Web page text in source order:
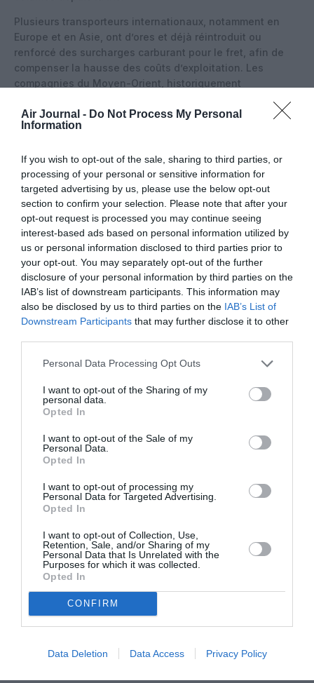
Air Journal - Do Not Process My Personal
Information
If you wish to opt-out of the sale, sharing to third parties, or
processing of your personal or sensitive information for
targeted advertising by us, please use the below opt-out
section to confirm your selection. Please note that after your
opt-out request is processed you may continue seeing
interest-based ads based on personal information utilized by
us or personal information disclosed to third parties prior to
your opt-out. You may separately opt-out of the further
disclosure of your personal information by third parties on the
IAB’s list of downstream participants. This information may
also be disclosed by us to third parties on the IAB’s List of
Downstream Participants that may further disclose it to other
Personal Data Processing Opt Outs
I want to opt-out of the Sharing of my
personal data.
Opted In
I want to opt-out of the Sale of my
Personal Data.
Opted In
I want to opt-out of processing my
Personal Data for Targeted Advertising.
Opted In
I want to opt-out of Collection, Use,
Retention, Sale, and/or Sharing of my
Personal Data that Is Unrelated with the
Purposes for which it was collected.
Opted In
CONFIRM
Data Deletion Data Access Privacy Policy
Plusieurs transporteurs internationaux, notamment en
Europe et en Asie, ont d’ores et déjà réintroduit ou
renforcé des surcharges carburant pour le fret, afin de
compenser la hausse des coûts d’exploitation. Les
compagnies du Moyen-Orient, historiquement
intensité carburant, se trouvent au cœur de cette double
pression – géopolitique et énergétique.
Un contexte macroéconomique encore porteur, malgré
la fragmentation
Paradoxalement, ce retournement du fret intervient alors
que les indicateurs macroéconomiques restent
globalement favorables. La production industrielle
mondiale a progressé de 3,1% sur un an en février,
signant un 38ᵉ mois consécutif d’expansion, tandis que le
commerce mondial de biens bondissait de 8% sur la
même période, selon les données compilées par l’IATA.
Vous avez apprécié l’article ?
Soutenez-nous, faites un don !